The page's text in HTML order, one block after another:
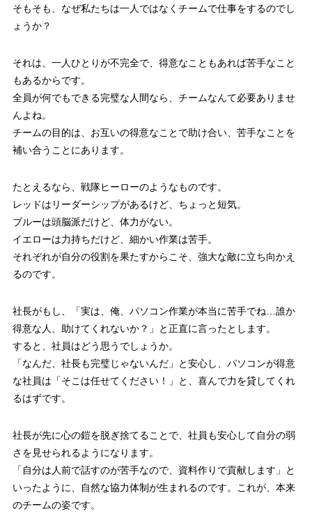
そもそも、なぜ私たちは一人ではなくチームで仕事をするのでし
ょうか？
それは、一人ひとりが不完全で、得意なこともあれば苦手なこと
もあるからです。
全員が何でもできる完璧な人間なら、チームなんて必要ありませ
んよね。
チームの目的は、お互いの得意なことで助け合い、苦手なことを
補い合うことにあります。
たとえるなら、戦隊ヒーローのようなものです。
レッドはリーダーシップがあるけど、ちょっと短気。
ブルーは頭脳派だけど、体力がない。
イエローは力持ちだけど、細かい作業は苦手。
それぞれが自分の役割を果たすからこそ、強大な敵に立ち向かえ
るのです。
社長がもし、「実は、俺、パソコン作業が本当に苦手でね…誰か
得意な人、助けてくれないか？」と正直に言ったとします。
すると、社員はどう思うでしょうか。
「なんだ、社長も完璧じゃないんだ」と安心し、パソコンが得意
な社員は「そこは任せてください！」と、喜んで力を貸してくれ
るはずです。
社長が先に心の鎧を脱ぎ捨てることで、社員も安心して自分の弱
さを見せられるようになります。
「自分は人前で話すのが苦手なので、資料作りで貢献します」と
いったように、自然な協力体制が生まれるのです。これが、本来
のチームの姿です。